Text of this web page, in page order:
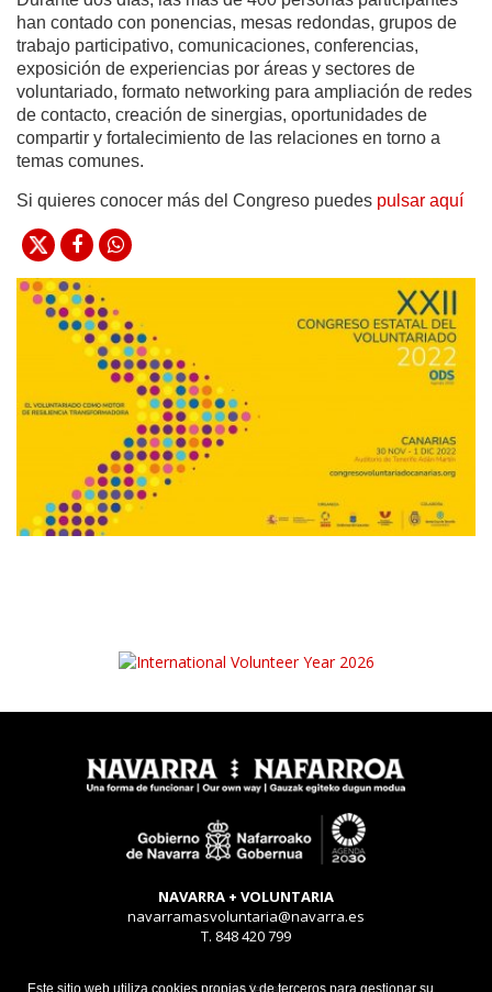
Este sitio web utiliza cookies propias y de terceros para gestionar su
han contado con ponencias, mesas redondas, grupos de
trabajo participativo, comunicaciones, conferencias,
exposición de experiencias por áreas y sectores de
voluntariado, formato networking para ampliación de redes
de contacto, creación de sinergias, oportunidades de
compartir y fortalecimiento de las relaciones en torno a
temas comunes.
Si quieres conocer más del Congreso puedes pulsar aquí
NAVARRA + VOLUNTARIA
navarramasvoluntaria@navarra.es
T. 848 420 799